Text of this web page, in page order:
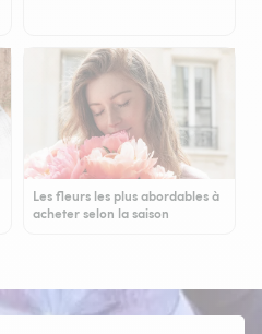
Les fleurs les plus abordables à
acheter selon la saison